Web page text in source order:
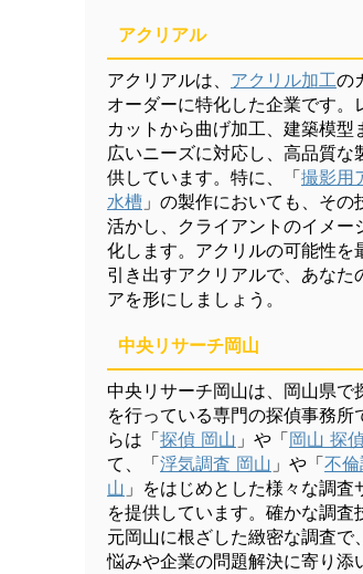
アクリアル
アクリアルは、 アクリル加工の
オーダーに特化した企業です。
カットから曲げ加工、建築模型
広いニーズに対応し、高品質な
供しています。特に、「撮影用
水槽 」の製作においても、その
活かし、クライアントのイメー
化します。アクリルの可能性を
引き出すアクリアルで、あなた
アを形にしましょう。
中央リサーチ岡山
中央リサーチ岡山は、岡山県で
を行っている専門の探偵事務所
らは「探偵 岡山 」や「岡山 探
て、「浮気調査 岡山 」や「不
山 」をはじめとした様々な調査
を提供しています。確かな調査
元岡山に根ざした緻密な調査で
悩みや企業の問題解決に寄り添